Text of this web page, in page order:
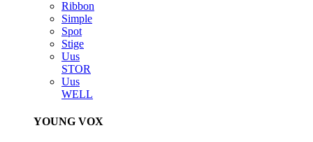
Ribbon
Simple
Spot
Stige
Uus
STOR
Uus
WELL
YOUNG VOX